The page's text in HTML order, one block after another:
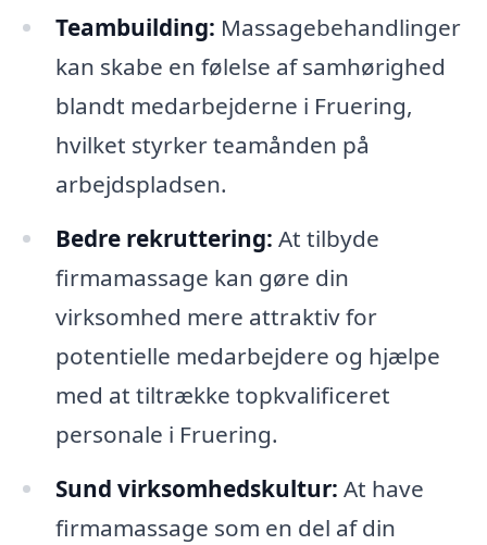
Teambuilding: Massagebehandlinger
kan skabe en følelse af samhørighed
blandt medarbejderne i Fruering,
hvilket styrker teamånden på
arbejdspladsen.
Bedre rekruttering: At tilbyde
firmamassage kan gøre din
virksomhed mere attraktiv for
potentielle medarbejdere og hjælpe
med at tiltrække topkvalificeret
personale i Fruering.
Sund virksomhedskultur: At have
firmamassage som en del af din